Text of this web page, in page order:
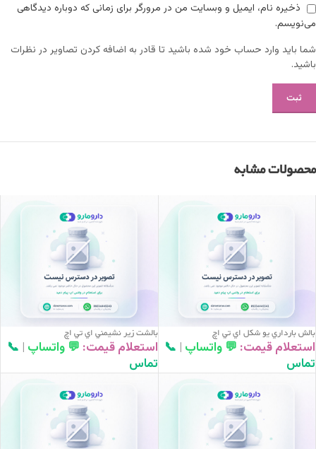
ذخیره نام، ایمیل و وبسایت من در مرورگر برای زمانی که دوباره دیدگاهی
می‌نویسم.
شما باید وارد حساب خود شده باشید تا قادر به اضافه کردن تصاویر در نظرات
باشید.
محصولات مشابه
بالش بارداري يو شکل اي تي اچ
استعلام قیمت: 💬 واتساپ |
📞
تماس
بالشت زير نشيمني اي تي اچ
استعلام قیمت: 💬 واتساپ |
📞
تماس